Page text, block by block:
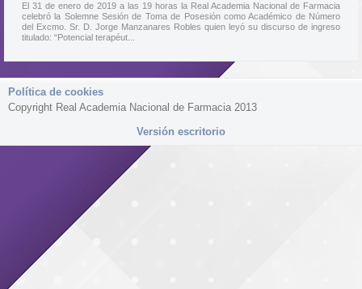
El 31 de enero de 2019 a las 19 horas la Real Academia Nacional de Farmacia
celebró la Solemne Sesión de Toma de Posesión como Académico de Número
del Excmo. Sr. D. Jorge Manzanares Robles quien leyó su discurso de ingreso
titulado: “Potencial terapéut...
Política de cookies
Copyright Real Academia Nacional de Farmacia 2013
Versión escritorio